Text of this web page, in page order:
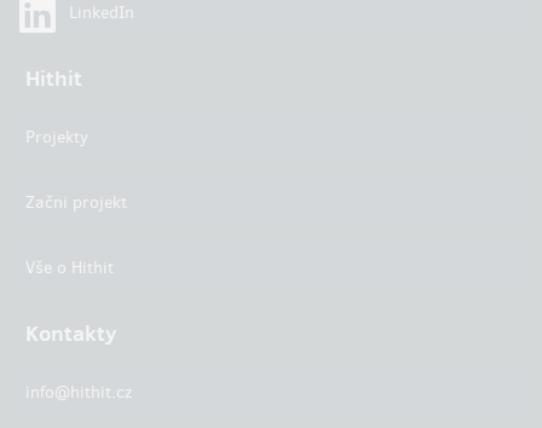
LinkedIn
Hithit
Projekty
Začni projekt
Vše o Hithit
Kontakty
info@hithit.cz